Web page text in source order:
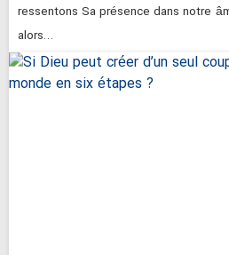
ressentons Sa présence dans notre
alors…